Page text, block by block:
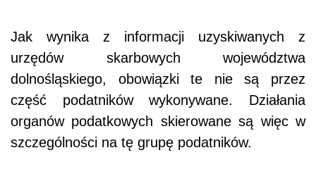
Jak wynika z informacji uzyskiwanych z
urzędów skarbowych województwa
dolnośląskiego, obowiązki te nie są przez
część podatników wykonywane. Działania
organów podatkowych skierowane są więc w
szczególności na tę grupę podatników.